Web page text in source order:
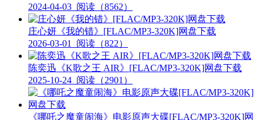
2024-04-03 阅读（8562）
庄心妍《我的错》[FLAC/MP3-320K]网盘下载
2026-03-01
阅读（822）
陈奕迅《K歌之王 AIR》[FLAC/MP3-320K]网盘下载
2025-10-24 阅读（2901）
《哪吒之魔童闹海》电影原声大碟[FLAC/MP3-320K]网